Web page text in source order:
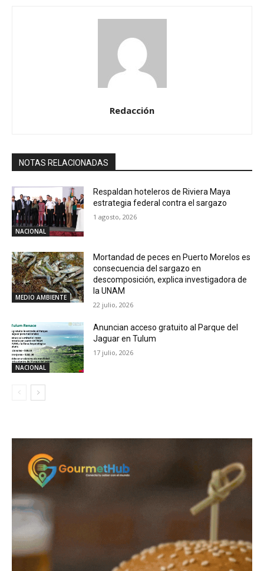
Redacción
NOTAS RELACIONADAS
NACIONAL
Respaldan hoteleros de Riviera Maya
estrategia federal contra el sargazo
1 agosto, 2026
MEDIO AMBIENTE
Mortandad de peces en Puerto Morelos es
consecuencia del sargazo en
descomposición, explica investigadora de
la UNAM
22 julio, 2026
NACIONAL
Anuncian acceso gratuito al Parque del
Jaguar en Tulum
17 julio, 2026